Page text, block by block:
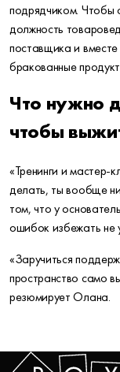
подрядчиком. Чтобы
должность
поставщика и
бракованные
Что нужно
чтобы
«Тренинги и
делать, ты вообще
том, что у
ошибок избежать не
«Заручиться
пространство само
резюмирует Олана.